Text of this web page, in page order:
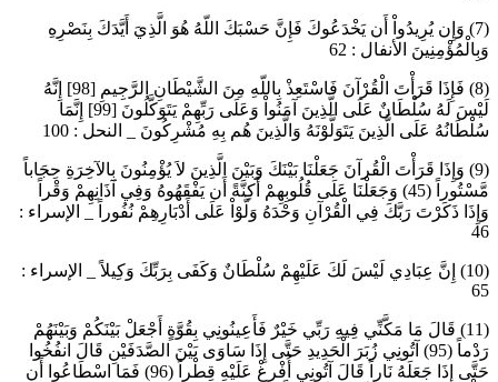
(7) وَإِن يُرِيدُواْ أَن يَخْدَعُوكَ فَإِنَّ حَسْبَكَ اللّهُ هُوَ الَّذِيَ أَيَّدَكَ بِنَصْرِهِ
وَبِالْمُؤْمِنِينَ الأنفال : 62
(8) فَإِذَا قَرَأْتَ الْقُرْآنَ فَاسْتَعِذْ بِاللّهِ مِنَ الشَّيْطَانِ الرَّجِيمِ [98] إِنَّهُ
لَيْسَ لَهُ سُلْطَانٌ عَلَى الَّذِينَ آمَنُواْ وَعَلَى رَبِّهِمْ يَتَوَكَّلُونَ [99] إِنَّمَا
سُلْطَانُهُ عَلَى الَّذِينَ يَتَوَلَّوْنَهُ وَالَّذِينَ هُم بِهِ مُشْرِكُونَ _ النحل : 100
(9) وَإِذَا قَرَأْتَ الْقُرآنَ جَعَلْنَا بَيْنَكَ وَبَيْنَ الَّذِينَ لاَ يُؤْمِنُونَ بِالآخِرَةِ حِجَاباً
مَّسْتُوراً (45) وَجَعَلْنَا عَلَى قُلُوبِهِمْ أَكِنَّةً أَن يَفْقَهُوهُ وَفِي آذَانِهِمْ وَقْراً
وَإِذَا ذَكَرْتَ رَبَّكَ فِي الْقُرْآنِ وَحْدَهُ وَلَّوْاْ عَلَى أَدْبَارِهِمْ نُفُوراً _ الإسراء :
46
(10) إِنَّ عِبَادِي لَيْسَ لَكَ عَلَيْهِمْ سُلْطَانٌ وَكَفَى بِرَبِّكَ وَكِيلاً _ الإسراء :
65
(11) قَالَ مَا مَكَّنِّي فِيهِ رَبِّي خَيْرٌ فَأَعِينُونِي بِقُوَّةٍ أَجْعَلْ بَيْنَكُمْ وَبَيْنَهُمْ
رَدْماً (95) آتُونِي زُبَرَ الْحَدِيدِ حَتَّى إِذَا سَاوَى بَيْنَ الصَّدَفَيْنِ قَالَ انفُخُوا
حَتَّى إِذَا جَعَلَهُ نَاراً قَالَ آتُونِي أُفْرِغْ عَلَيْهِ قِطْراً (96) فَمَا اسْطَاعُوا أَن